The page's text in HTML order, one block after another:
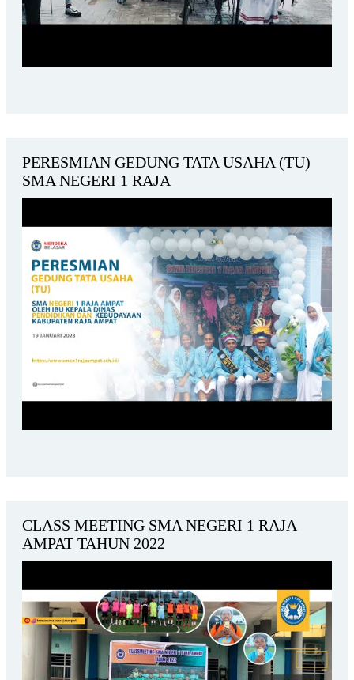
PERESMIAN GEDUNG TATA USAHA (TU)
SMA NEGERI 1 RAJA
CLASS MEETING SMA NEGERI 1 RAJA
AMPAT TAHUN 2022